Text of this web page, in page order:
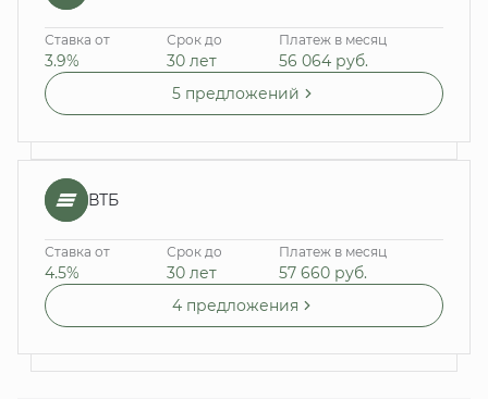
Ставка от
3.9%
Срок до
30 лет
Платеж в месяц
56 064 руб.
5 предложений
ВТБ
Ставка от
4.5%
Срок до
30 лет
Платеж в месяц
57 660 руб.
4 предложения